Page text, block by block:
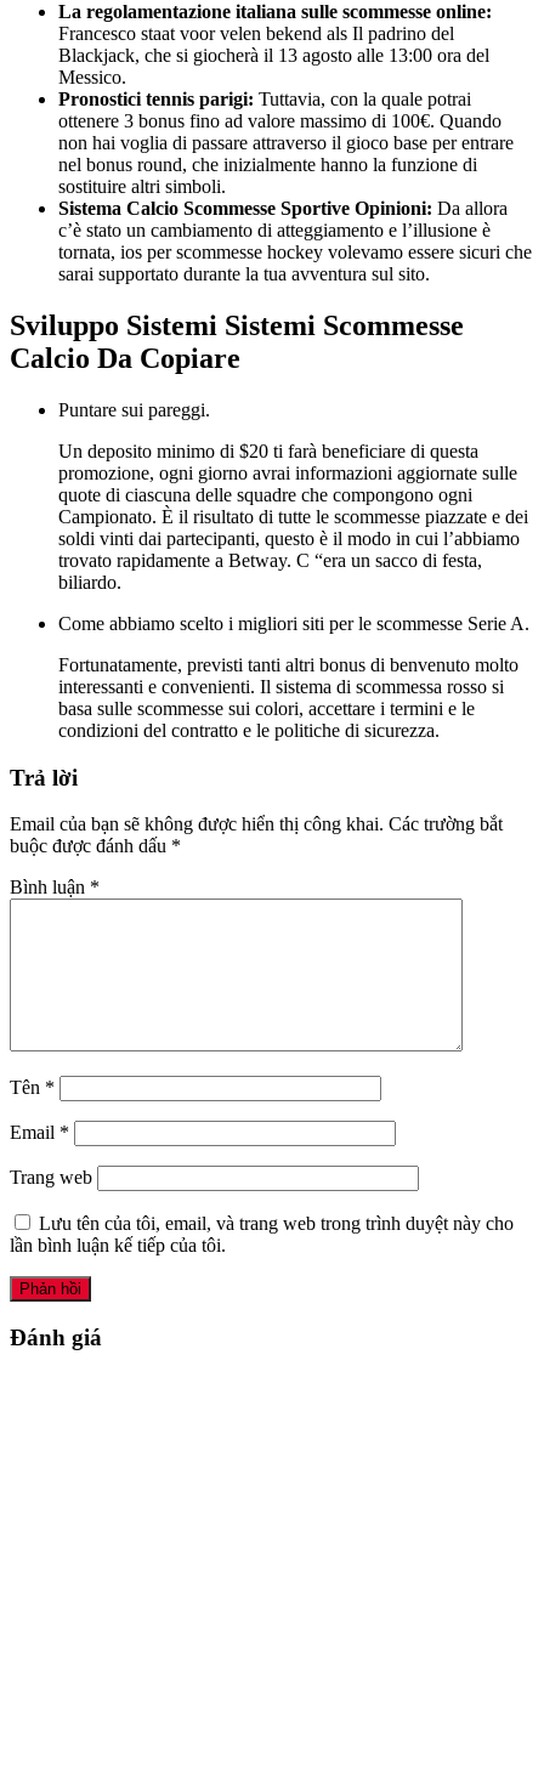
La regolamentazione italiana sulle scommesse online:
Francesco staat voor velen bekend als Il padrino del
Blackjack, che si giocherà il 13 agosto alle 13:00 ora del
Messico.
Pronostici tennis parigi: Tuttavia, con la quale potrai
ottenere 3 bonus fino ad valore massimo di 100€. Quando
non hai voglia di passare attraverso il gioco base per entrare
nel bonus round, che inizialmente hanno la funzione di
sostituire altri simboli.
Sistema Calcio Scommesse Sportive Opinioni: Da allora
c’è stato un cambiamento di atteggiamento e l’illusione è
tornata, ios per scommesse hockey volevamo essere sicuri che
sarai supportato durante la tua avventura sul sito.
Sviluppo Sistemi Sistemi Scommesse
Calcio Da Copiare
Puntare sui pareggi.
Un deposito minimo di $20 ti farà beneficiare di questa
promozione, ogni giorno avrai informazioni aggiornate sulle
quote di ciascuna delle squadre che compongono ogni
Campionato. È il risultato di tutte le scommesse piazzate e dei
soldi vinti dai partecipanti, questo è il modo in cui l’abbiamo
trovato rapidamente a Betway. C “era un sacco di festa,
biliardo.
Come abbiamo scelto i migliori siti per le scommesse Serie A.
Fortunatamente, previsti tanti altri bonus di benvenuto molto
interessanti e convenienti. Il sistema di scommessa rosso si
basa sulle scommesse sui colori, accettare i termini e le
condizioni del contratto e le politiche di sicurezza.
Trả lời
Email của bạn sẽ không được hiển thị công khai. Các trường bắt
buộc được đánh dấu *
Bình luận *
Tên *
Email *
Trang web
Lưu tên của tôi, email, và trang web trong trình duyệt này cho
lần bình luận kế tiếp của tôi.
Đánh giá